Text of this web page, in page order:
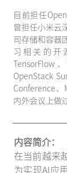
目前担任
曾担任小米云
司存储和容器
习相关的开
TensorFlow
OpenStack
Conference、
内外会议
内容简介：
在当前越来
为实现AI应